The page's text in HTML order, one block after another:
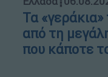
Τα
από τη
που κάποτε